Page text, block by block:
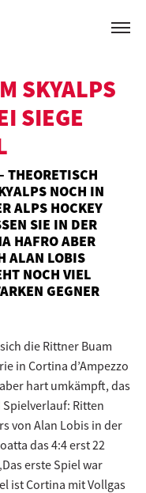
SKYALPS
SIEGE
NOCH IN
ALPS HOCKEY
SIE IN DER
HAFRO ABER
ALAN LOBIS
NOCH VIEL
GEGNER
die Rittner Buam
in Cortina d’Ampezzo
hart umkämpft, das
Spielverlauf: Ritten
von Alan Lobis in der
das 4:4 erst 22
erste Spiel war
ist Cortina mit Vollgas